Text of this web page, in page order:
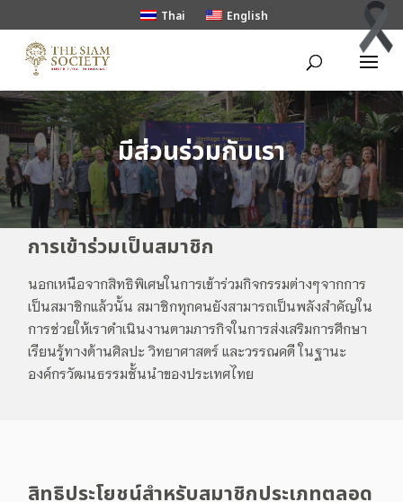
Thai English
มีส่วนร่วมกับเรา
การเข้าร่วมเป็นสมาชิก
นอกเหนือจากสิทธิพิเศษในการเข้าร่วมกิจกรรมต่างๆจากการ
เป็นสมาชิกแล้วนั้น สมาชิกทุกคนยังสามารถเป็นพลังสำคัญใน
การช่วยให้เราดำเนินงานตามภารกิจในการส่งเสริมการศึกษา
เรียนรู้ทางด้านศิลปะ วิทยาศาสตร์ และวรรณคดี ในฐานะ
องค์กรวัฒนธรรมชั้นนำของประเทศไทย
สิทธิประโยชน์สำหรับสมาชิกประเภทตลอด